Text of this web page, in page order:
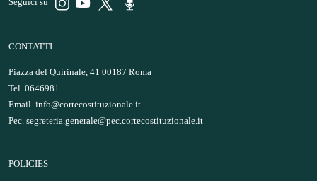
Seguici su
CONTATTI
Piazza del Quirinale, 41 00187 Roma
Tel. 0646981
Email. info@cortecostituzionale.it
Pec. segreteria.generale@pec.cortecostituzionale.it
POLICIES